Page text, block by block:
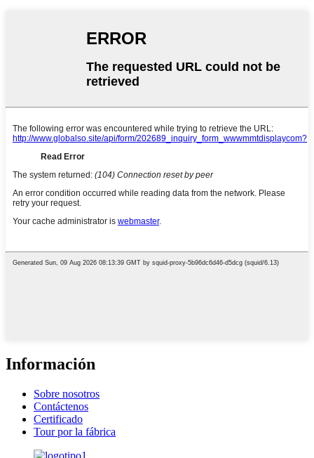
Información
Sobre nosotros
Contáctenos
Certificado
Tour por la fábrica